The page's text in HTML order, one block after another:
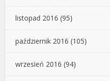
listopad 2016 (95)
październik 2016 (105)
wrzesień 2016 (94)